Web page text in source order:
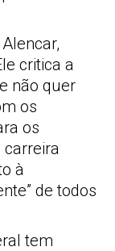
critica a
não quer
os
os
à
de todos
tem